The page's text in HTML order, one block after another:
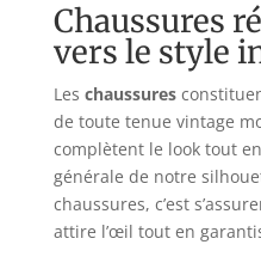
Chaussures
vers le style
Les chaussures
de toute tenue vintage
complètent le look tout
générale de notre
chaussures, c’est
attire l’œil tout en